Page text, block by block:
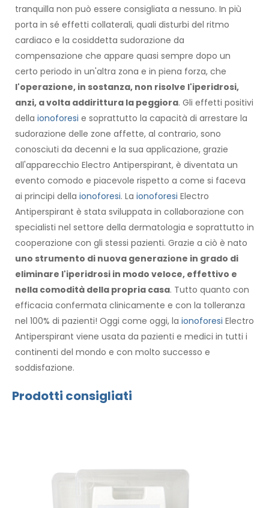
tranquilla non può essere consigliata a nessuno. In più
porta in sé effetti collaterali, quali disturbi del ritmo
cardiaco e la cosiddetta sudorazione da
compensazione che appare quasi sempre dopo un
certo periodo in un'altra zona e in piena forza, che
l'operazione, in sostanza, non risolve l'iperidrosi,
anzi, a volta addirittura la peggiora. Gli effetti positivi
della ionoforesi e soprattutto la capacità di arrestare la
sudorazione delle zone affette, al contrario, sono
conosciuti da decenni e la sua applicazione, grazie
all'apparecchio Electro Antiperspirant, è diventata un
evento comodo e piacevole rispetto a come si faceva
ai principi della ionoforesi. La ionoforesi Electro
Antiperspirant è stata sviluppata in collaborazione con
specialisti nel settore della dermatologia e soprattutto in
cooperazione con gli stessi pazienti. Grazie a ciò è nato
uno strumento di nuova generazione in grado di
eliminare l'iperidrosi in modo veloce, effettivo e
nella comodità della propria casa. Tutto quanto con
efficacia confermata clinicamente e con la tolleranza
nel 100% di pazienti! Oggi come oggi, la ionoforesi Electro
Antiperspirant viene usata da pazienti e medici in tutti i
continenti del mondo e con molto successo e
soddisfazione.
Prodotti consigliati